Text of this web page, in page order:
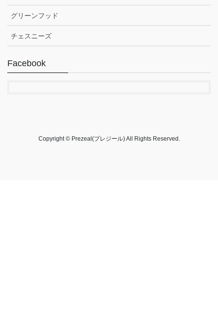
グリーンフッド
チェスニーズ
Facebook
Copyright © Prezeal(プレジール) All Rights Reserved.